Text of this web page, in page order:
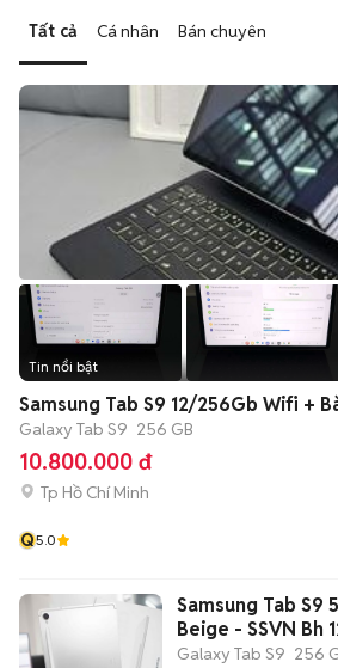
Tất cả Cá nhân Bán chuyên
Tin nổi bật
Samsung Tab S9 12/256Gb Wifi +
Galaxy Tab S9 256 GB
10.800.000 đ
Tp Hồ Chí Minh
Q5.0
Samsung Tab S9
Beige - SSVN Bh
Galaxy Tab S9 256